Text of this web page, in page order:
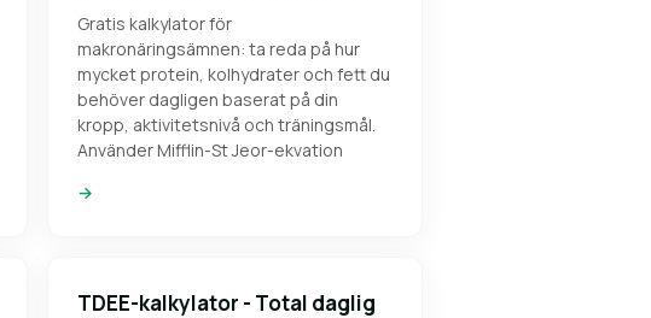
Gratis kalkylator för
makronäringsämnen: ta reda på hur
mycket protein, kolhydrater och fett du
behöver dagligen baserat på din
kropp, aktivitetsnivå och träningsmål.
Använder Mifflin-St Jeor-ekvation
→
TDEE-kalkylator - Total daglig